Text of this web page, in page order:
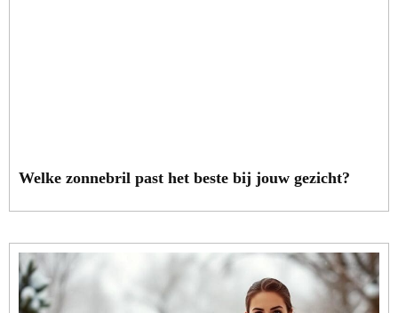
Welke zonnebril past het beste bij jouw gezicht?